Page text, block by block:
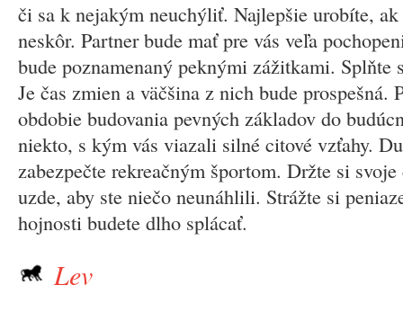
či sa k nejakým neuchýliť. Najlepšie urobíte,
neskôr. Partner bude mať pre vás veľa
bude poznamenaný peknými zážitkami. Splňte
Je čas zmien a väčšina z nich bude prospešná.
obdobie budovania pevných základov do
niekto, s kým vás viazali silné citové vzťahy.
zabezpečte rekreačným športom. Držte si
uzde, aby ste niečo neunáhlili. Strážte si
hojnosti budete dlho splácať.
Lev